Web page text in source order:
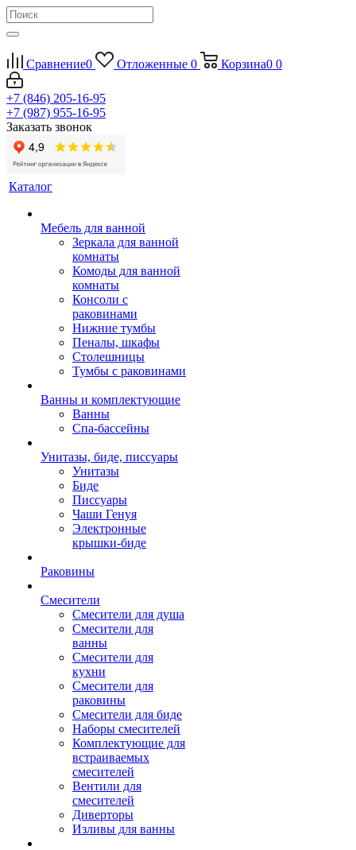
Сравнение0 Отложенные 0 Корзина0 0
+7 (846) 205-16-95
+7 (987) 955-16-95
Заказать звонок
Каталог
Мебель для ванной
Зеркала для ванной
комнаты
Комоды для ванной
комнаты
Консоли с
раковинами
Нижние тумбы
Пеналы, шкафы
Столешницы
Тумбы с раковинами
Ванны и комплектующие
Ванны
Спа-бассейны
Унитазы, биде, писсуары
Унитазы
Биде
Писсуары
Чаши Генуя
Электронные
крышки-биде
Раковины
Смесители
Смесители для душа
Смесители для
ванны
Смесители для
кухни
Смесители для
раковины
Смесители для биде
Наборы смесителей
Комплектующие для
встраиваемых
смесителей
Вентили для
смесителей
Диверторы
Изливы для ванны